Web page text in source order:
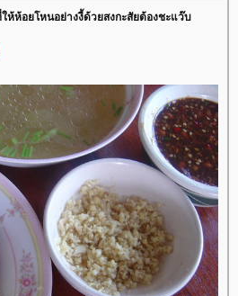
ห้ห้อยโหนอย่างงี้ด้วยสงกะสัยต้องชะแว๊บ